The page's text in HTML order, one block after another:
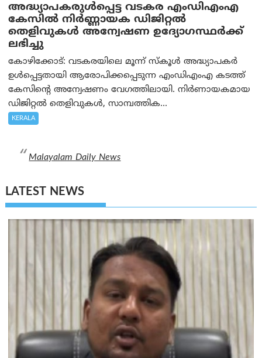
അദ്ധ്യാപകരുള്‍പ്പെട്ട വടകര എംഡി‌എം‌എ
കേസില്‍ നിര്‍ണ്ണായക ഡിജിറ്റല്‍
തെളിവുകള്‍ അന്വേഷണ ഉദ്യോഗസ്ഥര്‍ക്ക്
ലഭിച്ചു
കോഴിക്കോട്: വടകരയിലെ മൂന്ന് സ്കൂൾ അദ്ധ്യാപകർ
ഉൾപ്പെട്ടതായി ആരോപിക്കപ്പെടുന്ന എംഡിഎംഎ കടത്ത്
കേസിന്റെ അന്വേഷണം വേഗത്തിലായി. നിർണായകമായ
ഡിജിറ്റൽ തെളിവുകൾ, സാമ്പത്തിക...
KERALA
Malayalam Daily News
LATEST NEWS